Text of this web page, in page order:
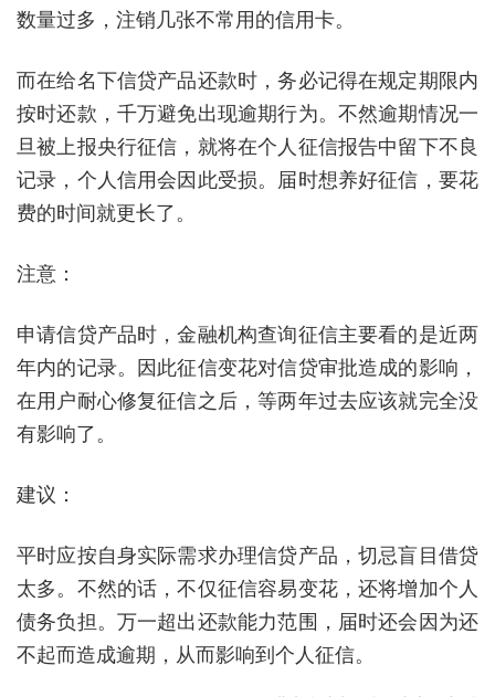
数量过多，注销几张不常用的信用卡。
而在给名下信贷产品还款时，务必记得在规定期限内
按时还款，千万避免出现逾期行为。不然逾期情况一
旦被上报央行征信，就将在个人征信报告中留下不良
记录，个人信用会因此受损。届时想养好征信，要花
费的时间就更长了。
注意：
申请信贷产品时，金融机构查询征信主要看的是近两
年内的记录。因此征信变花对信贷审批造成的影响，
在用户耐心修复征信之后，等两年过去应该就完全没
有影响了。
建议：
平时应按自身实际需求办理信贷产品，切忌盲目借贷
太多。不然的话，不仅征信容易变花，还将增加个人
债务负担。万一超出还款能力范围，届时还会因为还
不起而造成逾期，从而影响到个人征信。